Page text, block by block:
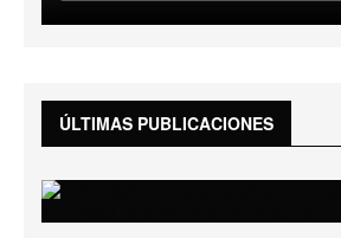
ÚLTIMAS PUBLICACIONES